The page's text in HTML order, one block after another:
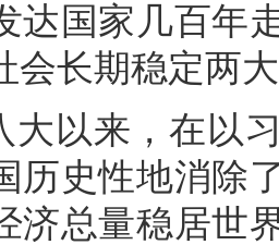
达国家几百年
会长期稳定两
大以来，在以
历史性地消除
济总量稳居世